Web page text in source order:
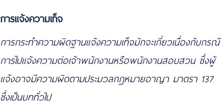
การแจ้งความเท็จ
การกระทำความผิดฐานแจ้งความเท็จมักจะเกี่ยวเนื่องกับกรณี
การไปแจ้งความต่อเจ้าพนักงานหรือพนักงานสอบสวน ซึ่งผู้
แจ้งอาจมีความผิดตามประมวลกฎหมายอาญา มาตรา 137
ซึ่งเป็นบททั่วไป